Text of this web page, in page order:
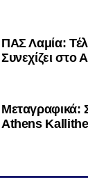
ΠΑΣ Λαμία:
Συνεχίζει στο
Mεταγραφικά:
Athens